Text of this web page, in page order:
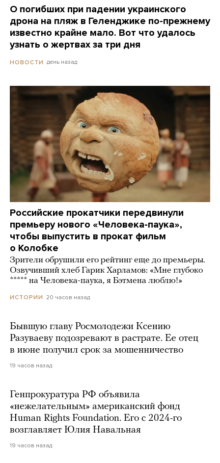
О погибших при падении украинского
дрона на пляж в Геленджике по-прежнему
известно крайне мало. Вот что удалось
узнать о жертвах за три дня
НОВОСТИ день назад
Российские прокатчики передвинули
премьеру нового «Человека-паука»,
чтобы выпустить в прокат фильм
о Колобке
Зрители обрушили его рейтинг еще до премьеры.
Озвучивший хлеб Гарик Харламов: «Мне глубоко
***** на Человека-паука, я Бэтмена люблю!»
ИСТОРИИ 20 часов назад
Бывшую главу Росмолодежи Ксению
Разуваеву подозревают в растрате. Ее отец
в июне получил срок за мошенничество
19 часов назад
Генпрокуратура РФ объявила
«нежелательным» американский фонд
Human Rights Foundation. Его с 2024-го
возглавляет Юлия Навальная
19 часов назад